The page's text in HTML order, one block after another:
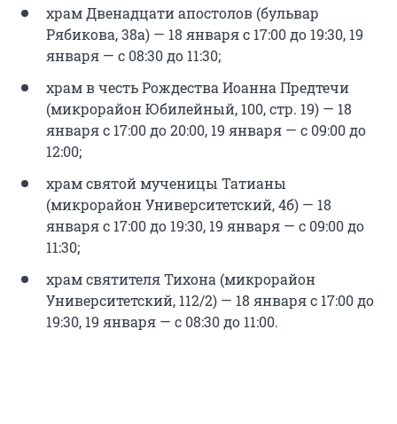
храм Двенадцати апостолов (бульвар
Рябикова, 38а) — 18 января с 17:00 до 19:30, 19
января — с 08:30 до 11:30;
храм в честь Рождества Иоанна Предтечи
(микрорайон Юбилейный, 100, стр. 19) — 18
января с 17:00 до 20:00, 19 января — с 09:00 до
12:00;
храм святой мученицы Татианы
(микрорайон Университетский, 4б) — 18
января с 17:00 до 19:30, 19 января — с 09:00 до
11:30;
храм святителя Тихона (микрорайон
Университетский, 112/2) — 18 января с 17:00 до
19:30, 19 января — с 08:30 до 11:00.